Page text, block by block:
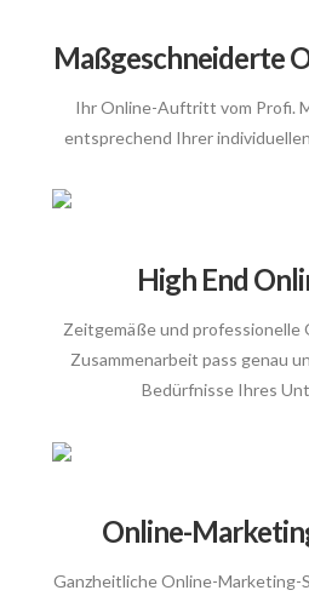
Maßgeschneiderte
Ihr Online-Auftritt vom Profi.
entsprechend Ihrer
High End
Zeitgemäße und professionelle
Zusammenarbeit pass genau
Bedürfnisse Ihres
Online-
Ganzheitliche Online-Marketing-